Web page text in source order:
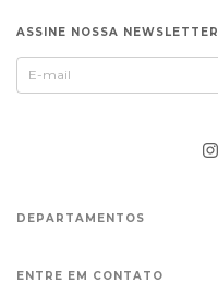
ASSINE NOSSA NEWSLETTER
DEPARTAMENTOS
ENTRE EM CONTATO